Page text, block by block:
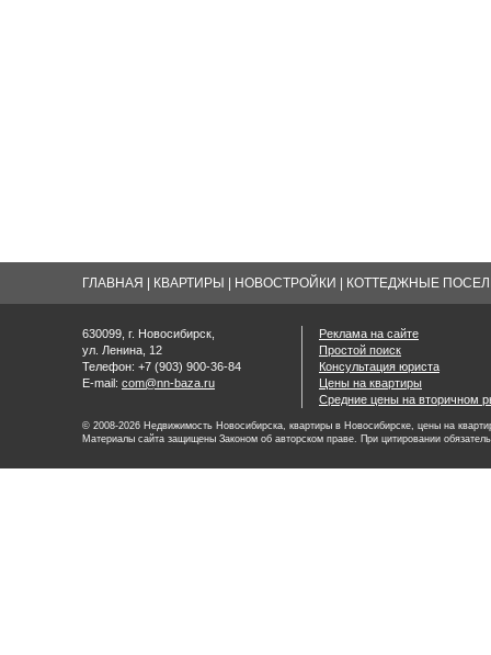
ГЛАВНАЯ КВАРТИРЫ НОВОСТРОЙКИ КОТТЕДЖНЫЕ
630099, г. Новосибирск,
ул. Ленина, 12
Телефон: +7 (903) 900-36-84
E-mail: com@nn-baza.ru
Реклама на сайте
Простой поиск
Консультация юриста
Цены на квартиры
Средние цены на вторичном
© 2008-2026 Недвижимость Новосибирска, квартиры в Новосибирске, цены на
Материалы сайта защищены Законом об авторском праве. При цитировании